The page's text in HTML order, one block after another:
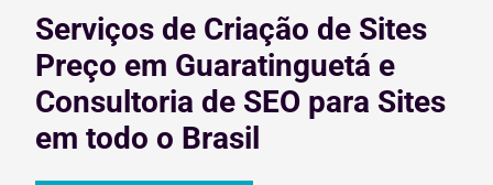
Serviços de Criação de Sites
Preço em Guaratinguetá e
Consultoria de SEO para Sites
em todo o Brasil